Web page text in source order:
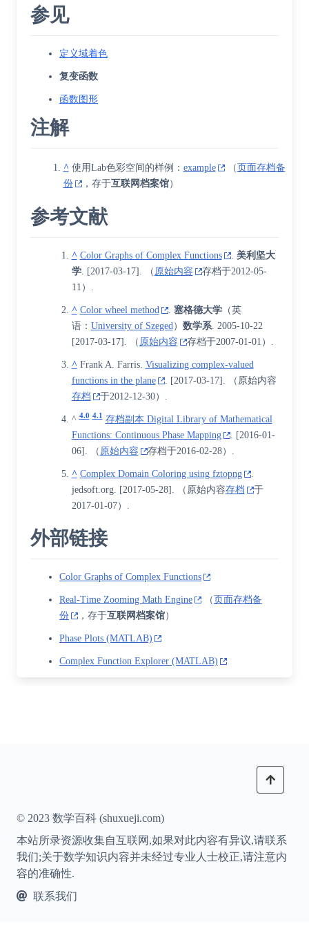
参见
定义域着色
复变函数
函数图形
注解
^ 使用Lab色彩空间的样例： example （页面存档备
份
，存于互联网档案馆）
参考文献
^ Color Graphs of Complex Functions . 美利坚大
学. [2017-03-17] . （ 原始内容
存档于2012-05-
11）.
^ Color wheel method . 塞格德大学（英
语： University of Szeged ） 数学系. 2005-10-22
[2017-03-17] . （ 原始内容 存档于2007-01-01）.
^ Frank A. Farris. Visualizing complex-valued
functions in the plane
. [2017-03-17] . （原始内容
存档
于2012-12-30）.
^4.0 4.1 存档副本 Digital Library of Mathematical
Functions: Continuous Phase Mapping
. [2016-01-
06] . （ 原始内容 存档于2016-02-28）.
^ Complex Domain Coloring using fztopng
.
jedsoft.org. [2017-05-28] . （原始内容存档
于
2017-01-07）.
外部链接
Color Graphs of Complex Functions
Real-Time Zooming Math Engine （页面存档备
份
，存于互联网档案馆）
Phase Plots (MATLAB)
Complex Function Explorer (MATLAB)
© 2023 数学百科 (shuxueji.com)
本站所录资源收集自互联网,如果对此内容有异议,请联系
我们;关于数学知识内容并未经过专业人士校正,请注意内
容的准确性.
联系我们